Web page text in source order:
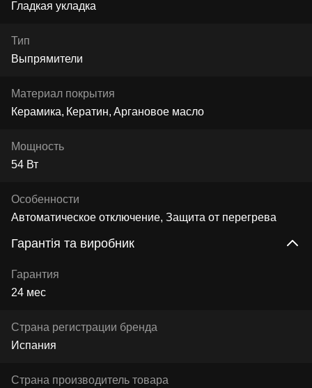
Гладкая укладка
Тип
Выпрямители
Материал покрытия
Керамика Кератин Аргановое масло
Мощность
54 Вт
Особенности
Автоматическое отключение, Защита от перегрева
Гарантія та виробник
Гарантия
24 мес
Страна регистрации бренда
Испания
Страна производитель товара